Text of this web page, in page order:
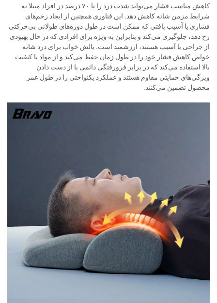
کاهش مناسب فشار می‌تواند شدت درد را تا ۷۰ درصد در افراد مبتلا به
شرایط مزمن شانه کاهش دهد. این فناوری همچنین از ایجاد زخم‌های
فشاری یا آسیب بافتی که ممکن است در طول دوره‌های طولانی بی‌حرکتی
رخ دهد، جلوگیری می‌کند و بنابراین به ویژه برای افرادی که در حال بهبودی
از جراحی یا آسیب هستند، ارزشمند است. بالش خواب برای درد شانه
خواص کاهش فشار خود را در طول زمان حفظ می‌کند و از مواد با کیفیت
بالا استفاده می‌کند که در برابر فرورفتگی دائمی یا از دست دادن
ویژگی‌های حمایتی مقاوم هستند و عملکرد یکنواختی را در طول عمر
محصول تضمین می‌کنند.